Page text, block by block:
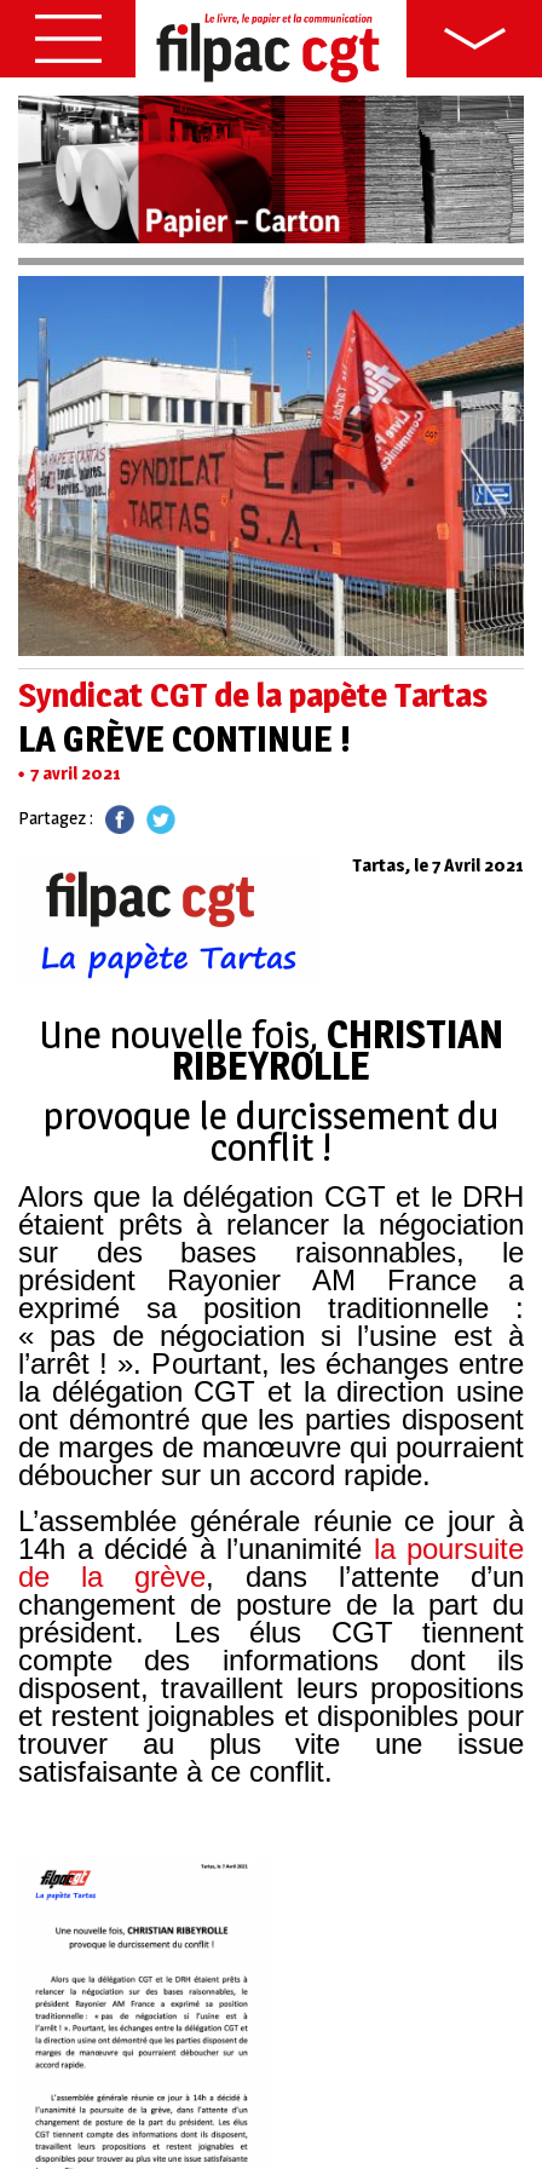
Syndicat CGT de la papète Tartas
LA GRÈVE CONTINUE !
7 avril 2021
Partagez :
Tartas, le 7 Avril 2021
Une nouvelle fois, CHRISTIAN
RIBEYROLLE
provoque le durcissement du
conflit !
Alors que la délégation CGT et le DRH
étaient prêts à relancer la négociation
sur des bases raisonnables, le
président Rayonier AM France a
exprimé sa position traditionnelle :
« pas de négociation si l’usine est à
l’arrêt ! ». Pourtant, les échanges entre
la délégation CGT et la direction usine
ont démontré que les parties disposent
de marges de manœuvre qui pourraient
déboucher sur un accord rapide.
L’assemblée générale réunie ce jour à
14h a décidé à l’unanimité la poursuite
de la grève, dans l’attente d’un
changement de posture de la part du
président. Les élus CGT tiennent
compte des informations dont ils
disposent, travaillent leurs propositions
et restent joignables et disponibles pour
trouver au plus vite une issue
satisfaisante à ce conflit.